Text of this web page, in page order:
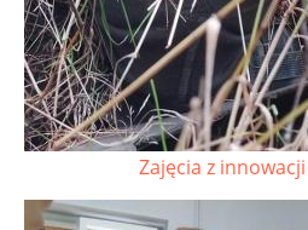
Zajęcia z